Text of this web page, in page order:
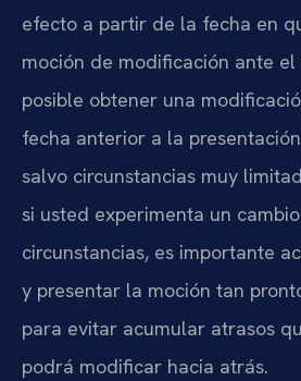
efecto a partir de la fecha en
moción de modificación ante
posible obtener una
fecha anterior a la
salvo circunstancias muy
si usted experimenta un
circunstancias, es importante
y presentar la moción tan
para evitar acumular atrasos
podrá modificar hacia atrás.